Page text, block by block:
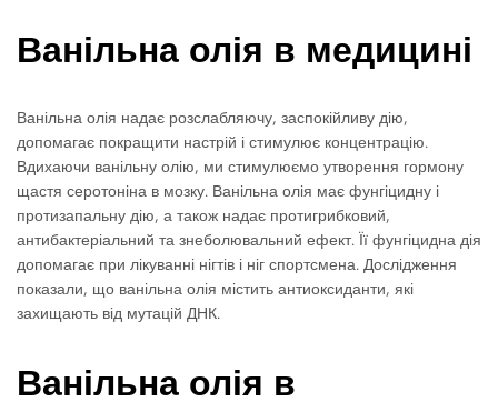
Ванільна олія в медицині
Ванільна олія надає розслабляючу, заспокійливу дію,
допомагає покращити настрій і стимулює концентрацію.
Вдихаючи ванільну олію, ми стимулюємо утворення гормону
щастя серотоніна в мозку. Ванільна олія має фунгіцидну і
протизапальну дію, а також надає протигрибковий,
антибактеріальний та знеболювальний ефект. Її фунгіцидна дія
допомагає при лікуванні нігтів і ніг спортсмена. Дослідження
показали, що ванільна олія містить антиоксиданти, які
захищають від мутацій ДНК.
Ванільна олія в